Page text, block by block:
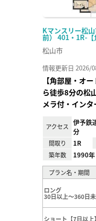
Kマンスリー松
前） 401・1R-
松山市
情報更新日 2026/
【角部屋・オ
ら徒歩8分の松
メラ付・インタ
アクセス
伊予鉄
分
間取り 1R
築年数 1990
プラン名・期間
ロング
30日以上～360日
ショート【7日以上】